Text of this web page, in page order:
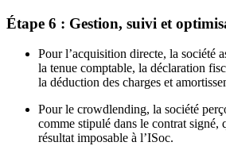
Étape 6 : Gestion, suivi et
Pour l’acquisition directe, la société
la tenue comptable, la déclaration
la déduction des charges et
Pour le crowdlending, la société
comme stipulé dans le contrat signé,
résultat imposable à l’ISoc.